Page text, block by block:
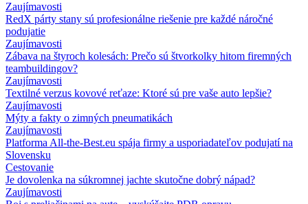
Zaujímavosti
RedX párty stany sú profesionálne riešenie pre každé náročné
podujatie
Zaujímavosti
Zábava na štyroch kolesách: Prečo sú štvorkolky hitom firemných
teambuildingov?
Zaujímavosti
Textilné verzus kovové reťaze: Ktoré sú pre vaše auto lepšie?
Zaujímavosti
Mýty a fakty o zimných pneumatikách
Zaujímavosti
Platforma All-the-Best.eu spája firmy a usporiadateľov podujatí na
Slovensku
Cestovanie
Je dovolenka na súkromnej jachte skutočne dobrý nápad?
Zaujímavosti